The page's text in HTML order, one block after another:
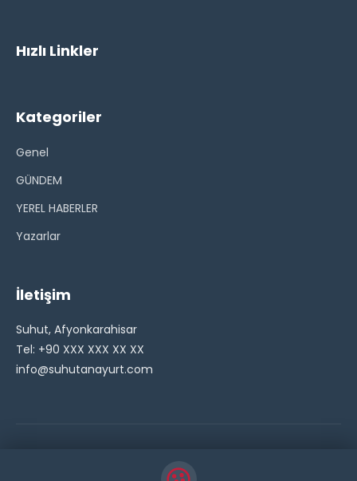
Hızlı Linkler
Kategoriler
Genel
GÜNDEM
YEREL HABERLER
Yazarlar
İletişim
Suhut, Afyonkarahisar
Tel: +90 XXX XXX XX XX
info@suhutanayurt.com